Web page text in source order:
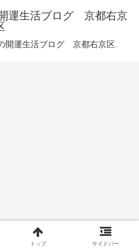
運生活ブログ 京都右京
開運生活ブログ 京都右京区.
トップ サイドバー